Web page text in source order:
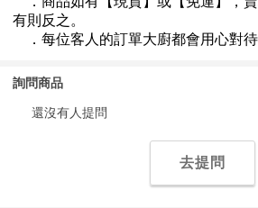
詢問商品
還沒有人提問
去提問